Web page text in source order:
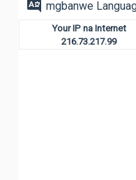
mgbanwe
Your IP na Internet
216.73.217.99